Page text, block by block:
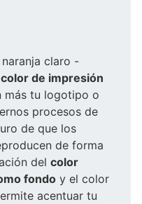
claro -
de impresión
más tu logotipo o
procesos de
de que los
de forma
del color
fondo y el color
acentuar tu